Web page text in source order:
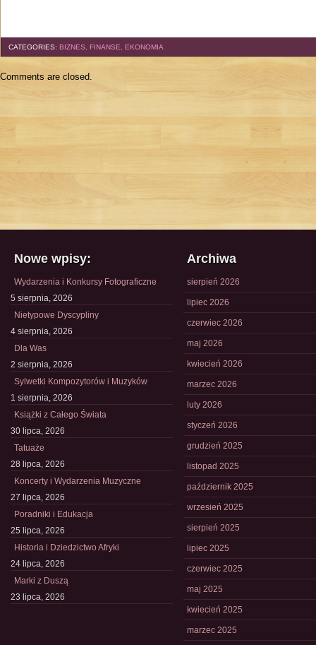
CATEGORIES: BIZNES, FINANSE, EKONOMIA
Comments are closed.
Nowe wpisy:
Wydarzenia i Konkursy Fotograficzne
5 sierpnia, 2026
Nietypowe Dyscypliny
4 sierpnia, 2026
Dla Was
2 sierpnia, 2026
Sylwetki Kompozytorów i Muzyków
1 sierpnia, 2026
Książki z Całego Świata
30 lipca, 2026
Tatuaże
28 lipca, 2026
Koncerty i Wydarzenia Muzyczne
27 lipca, 2026
Poradniki i Edukacja
25 lipca, 2026
Historia i Dziedzictwo Afryki
24 lipca, 2026
Marki z Duszą
23 lipca, 2026
Archiwa
sierpień 2026
lipiec 2026
czerwiec 2026
maj 2026
kwiecień 2026
marzec 2026
luty 2026
styczeń 2026
grudzień 2025
listopad 2025
październik 2025
wrzesień 2025
sierpień 2025
lipiec 2025
czerwiec 2025
maj 2025
kwiecień 2025
marzec 2025